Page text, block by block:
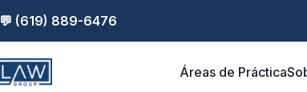
💬 (619) 889-6476
Áreas de Práctica